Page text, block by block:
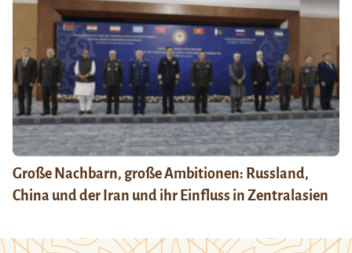
Große Nachbarn, große Ambitionen: Russland,
China und der Iran und ihr Einfluss in Zentralasien